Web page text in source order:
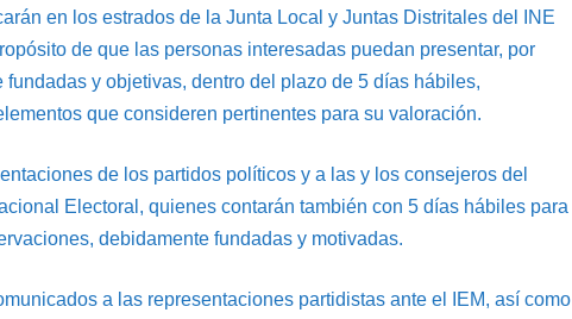
en los estrados de la Junta Local y Juntas Distritales del INE
de que las personas interesadas puedan presentar, por
y objetivas, dentro del plazo de 5 días hábiles,
que consideren pertinentes para su valoración.
de los partidos políticos y a las y los consejeros del
Electoral, quienes contarán también con 5 días hábiles para
debidamente fundadas y motivadas.
a las representaciones partidistas ante el IEM, así como